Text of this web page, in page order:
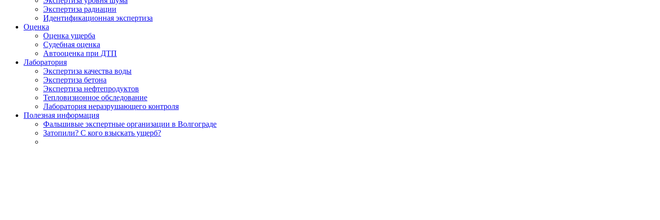
Экспертиза радиации
Идентификационная экспертиза
Оценка
Оценка ущерба
Судебная оценка
Автооценка при ДТП
Лаборатория
Экспертиза качества воды
Экспертиза бетона
Экспертиза нефтепродуктов
Тепловизионное обследование
Лаборатория неразрушающего контроля
Полезная информация
Фальшивые экспертные организации в Волгограде
Затопили? С кого взыскать ущерб?